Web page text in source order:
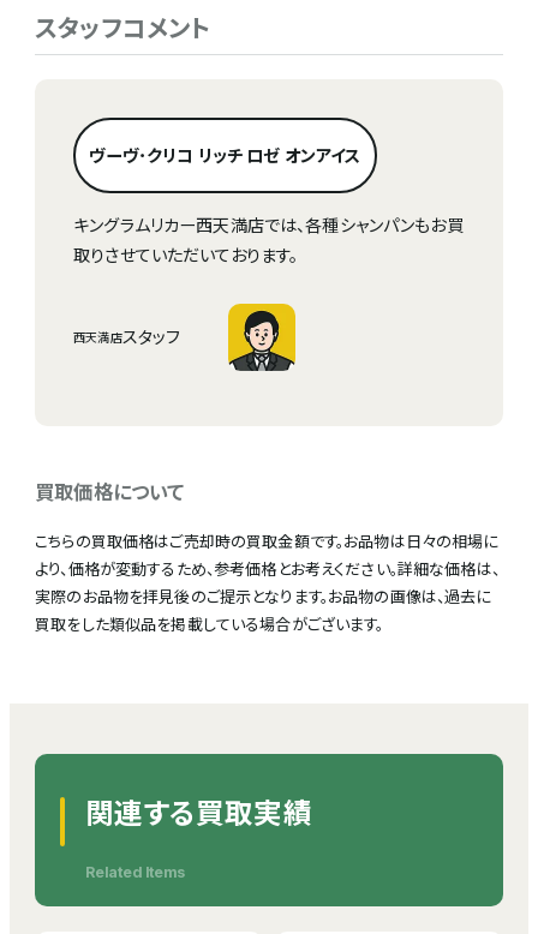
スタッフコメント
ヴーヴ･クリコ リッチ ロゼ オンアイス
キングラムリカー西天満店では、各種シャンパンもお買
取りさせていただいております。
西天満店スタッフ
買取価格について
こちらの買取価格はご売却時の買取金額です。お品物は日々の相場に
より、価格が変動するため、参考価格とお考えください。詳細な価格は、
実際のお品物を拝見後のご提示となります。お品物の画像は、過去に
買取をした類似品を掲載している場合がございます。
関連する買取実績
Related Items